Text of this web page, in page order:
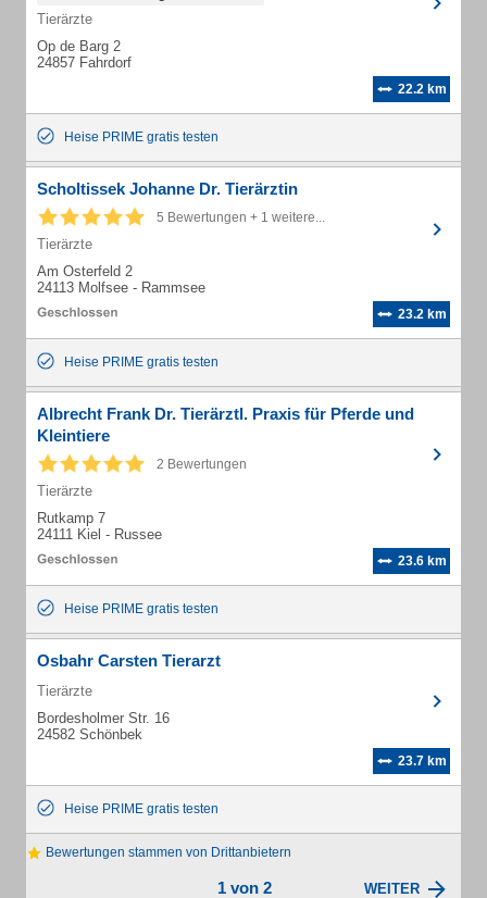
Tierärzte
Op de Barg 2
24857 Fahrdorf
22.2 km
Heise PRIME gratis testen
Scholtissek Johanne Dr. Tierärztin
5 Bewertungen + 1 weitere...
Tierärzte
Am Osterfeld 2
24113 Molfsee - Rammsee
23.2 km
Heise PRIME gratis testen
Albrecht Frank Dr. Tierärztl. Praxis für Pferde und
Kleintiere
2 Bewertungen
Tierärzte
Rutkamp 7
24111 Kiel - Russee
23.6 km
Heise PRIME gratis testen
Osbahr Carsten Tierarzt
Tierärzte
Bordesholmer Str. 16
24582 Schönbek
23.7 km
Heise PRIME gratis testen
Bewertungen stammen von Drittanbietern
1 von 2 WEITER